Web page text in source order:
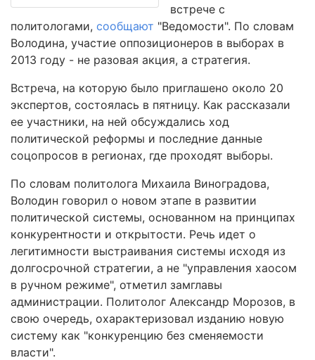
встрече с
политологами, сообщают "Ведомости". По словам
Володина, участие оппозиционеров в выборах в
2013 году - не разовая акция, а стратегия.
Встреча, на которую было приглашено около 20
экспертов, состоялась в пятницу. Как рассказали
ее участники, на ней обсуждались ход
политической реформы и последние данные
соцопросов в регионах, где проходят выборы.
По словам политолога Михаила Виноградова,
Володин говорил о новом этапе в развитии
политической системы, основанном на принципах
конкурентности и открытости. Речь идет о
легитимности выстраивания системы исходя из
долгосрочной стратегии, а не "управления хаосом
в ручном режиме", отметил замглавы
администрации. Политолог Александр Морозов, в
свою очередь, охарактеризовал изданию новую
систему как "конкуренцию без сменяемости
власти".